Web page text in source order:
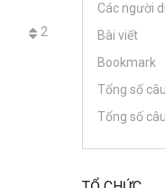
2
Các người
Bài viết
Bookmark
Tổng số
Tổng số